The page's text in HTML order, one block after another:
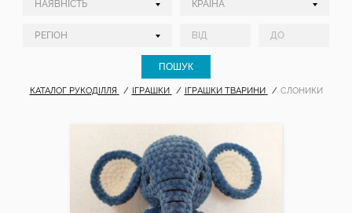
КАТАЛОГ РУКОДІЛЛЯ ІГРАШКИ ІГРАШКИ ТВАРИНИ СЛОНИКИ